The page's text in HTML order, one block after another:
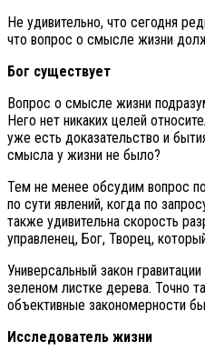
Не удивительно, что сегодня
что вопрос о смысле жизни
Бог существует
Вопрос о смысле жизни
Него нет никаких целей
уже есть доказательство и
смысла у жизни не было?
Тем не менее обсудим вопрос
по сути явлений, когда по
также удивительна скорость
управленец, Бог, Творец,
Универсальный закон
зеленом листке дерева. Точно
объективные закономерности
Исследователь жизни